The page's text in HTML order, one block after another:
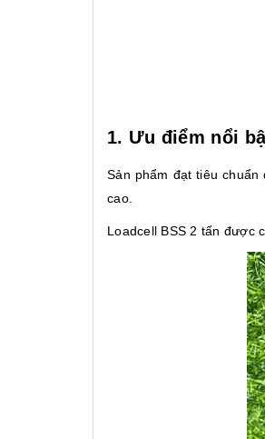
1. Ưu điểm nổi
Sản phẩm đạt tiêu
cao.
Loadcell BSS 2 tấn được